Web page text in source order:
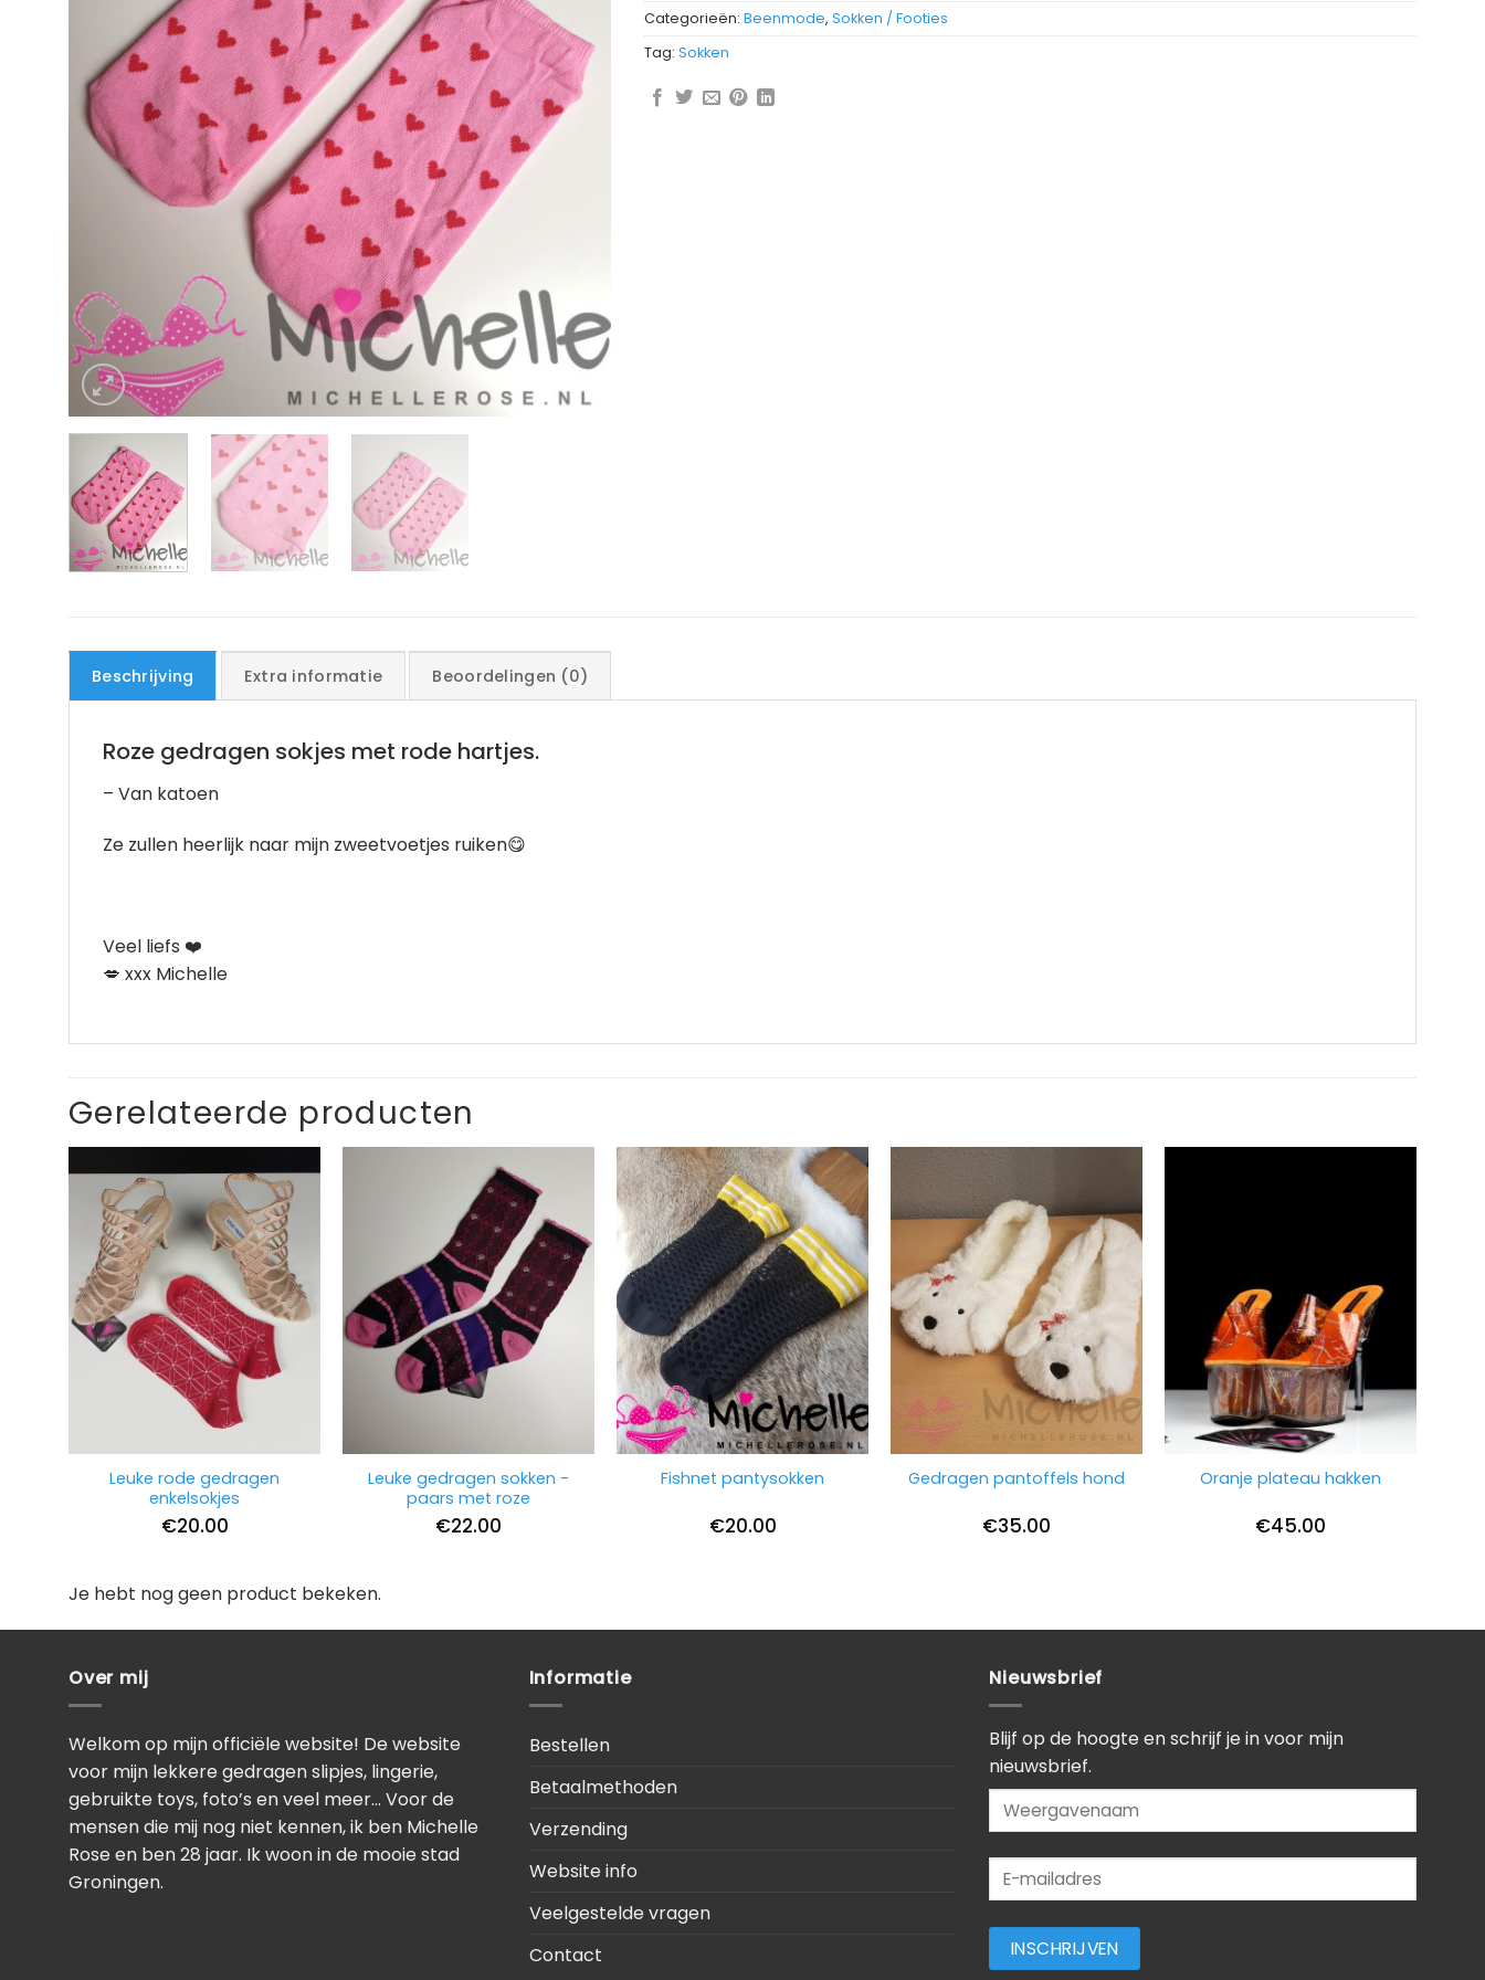
Categorieën: Beenmode, Sokken / Footies
Tag: Sokken
Beschrijving Extra informatie Beoordelingen (0)
Roze gedragen sokjes met rode hartjes.
– Van katoen
Ze zullen heerlijk naar mijn zweetvoetjes ruiken😋
Veel liefs ❤️
💋 xxx Michelle
Gerelateerde producten
Leuke rode gedragen
enkelsokjes
€20.00
Leuke gedragen sokken -
paars met roze
€22.00
Fishnet pantysokken
€20.00
Gedragen pantoffels hond
€35.00
Oranje plateau hakken
€45.00
Je hebt nog geen product bekeken.
Over mij
Welkom op mijn officiële website! De website
voor mijn lekkere gedragen slipjes, lingerie,
gebruikte toys, foto’s en veel meer… Voor de
mensen die mij nog niet kennen, ik ben Michelle
Rose en ben 28 jaar. Ik woon in de mooie stad
Groningen.
Informatie
Bestellen
Betaalmethoden
Verzending
Website info
Veelgestelde vragen
Contact
Nieuwsbrief
Blijf op de hoogte en schrijf je in voor mijn
nieuwsbrief.